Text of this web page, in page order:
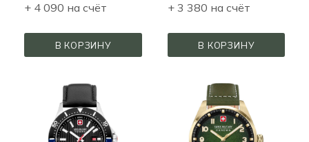
+ 4 090 на счёт
В КОРЗИНУ
+ 3 380 на счёт
В КОРЗИНУ